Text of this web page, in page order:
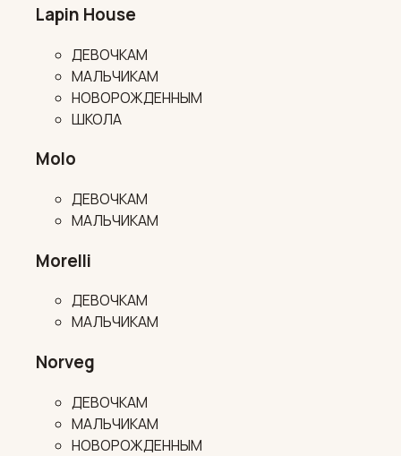
Lapin House
ДЕВОЧКАМ
МАЛЬЧИКАМ
НОВОРОЖДЕННЫМ
ШКОЛА
Molo
ДЕВОЧКАМ
МАЛЬЧИКАМ
Morelli
ДЕВОЧКАМ
МАЛЬЧИКАМ
Norveg
ДЕВОЧКАМ
МАЛЬЧИКАМ
НОВОРОЖДЕННЫМ